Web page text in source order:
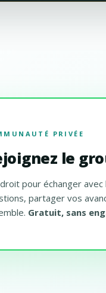
PRIVÉE
le
pour échanger
partager vos
Gratuit, sans